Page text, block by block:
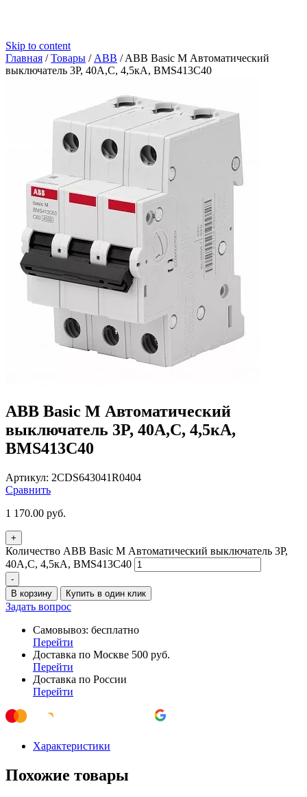
Skip to content
Главная /Товары / ABB /ABB Basic M Автоматический
выключатель 3P, 40A,C, 4,5кА, BMS413C40
ABB Basic M Автоматический
выключатель 3P, 40A,C, 4,5кА,
BMS413C40
Артикул: 2CDS643041R0404
Сравнить
1 170.00 руб.
+
Количество ABB Basic M Автоматический выключатель 3P,
40A,C, 4,5кА, BMS413C40
-
В корзину
Купить в один клик
Задать вопрос
Самовывоз: бесплатно
Перейти
Доставка по Москве 500 руб.
Перейти
Доставка по России
Перейти
Характеристики
Похожие товары